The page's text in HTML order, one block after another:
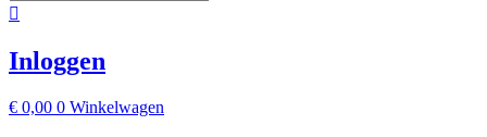
Inloggen
€ 0,00 0 Winkelwagen